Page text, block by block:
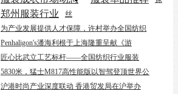
郑州服装行业
丝
为产业发展提供人才保障，许村举办全国纺织
Penhaligon's潘海利根于上海隆重呈献《游
匠心比武立工艺标杆——全国纺织行业服装
5830米，猛士M817高性能版以智驾登顶世界公
沪港时尚产业深度联动 香港贸发局在沪举办